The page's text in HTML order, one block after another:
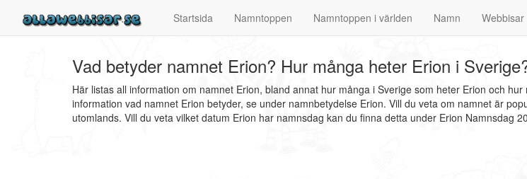
Startsida Namntoppen Namntoppen i världen Namn Webbisar
Vad betyder namnet Erion? Hur många heter Erion i
Här listas all information om namnet Erion, bland annat hur många i Sverige som heter Erion och
information vad namnet Erion betyder, se under namnbetydelse Erion. Vill du veta om namnet är
utomlands. Vill du veta vilket datum Erion har namnsdag kan du finna detta under Erion Namnsdag